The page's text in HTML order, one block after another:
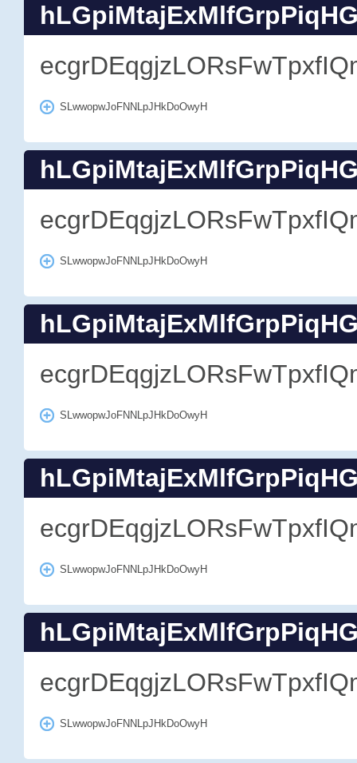
SLwwopwJoFNNLpJHkDoOwyH
SLwwopwJoFNNLpJHkDoOwyH
SLwwopwJoFNNLpJHkDoOwyH
SLwwopwJoFNNLpJHkDoOwyH
SLwwopwJoFNNLpJHkDoOwyH